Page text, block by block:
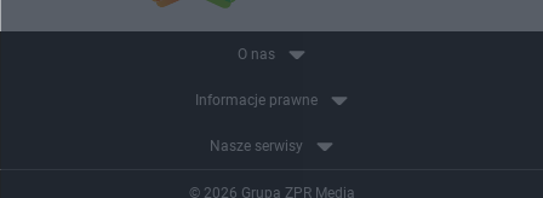
O nas
Informacje prawne
Nasze serwisy
© 2026 Grupa ZPR Media